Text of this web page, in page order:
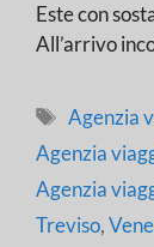
Este con
All’arrivo
Tag
Agenzia
Agenzia
Agenzia
Treviso,